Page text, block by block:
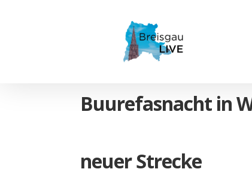
Buurefasnacht in
neuer Strecke